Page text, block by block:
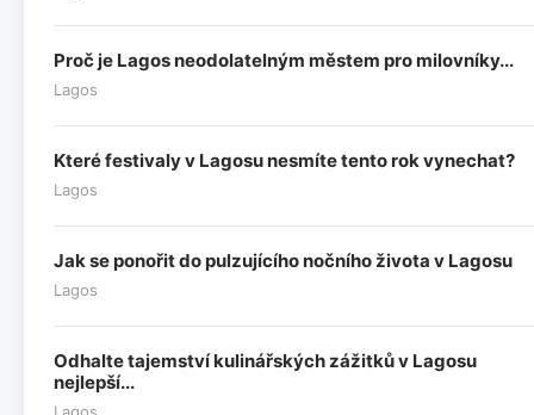
Proč je Lagos neodolatelným městem pro milovníky...
Lagos
Které festivaly v Lagosu nesmíte tento rok vynechat?
Lagos
Jak se ponořit do pulzujícího nočního života v Lagosu
Lagos
Odhalte tajemství kulinářských zážitků v Lagosu
nejlepší...
Lagos